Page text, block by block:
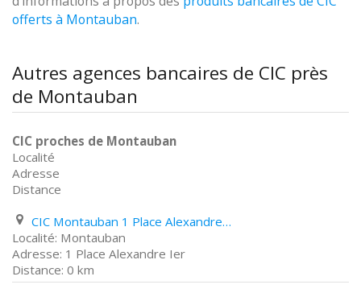
offerts à Montauban.
Autres agences bancaires de CIC près
de Montauban
CIC proches de Montauban
Localité
Adresse
Distance
CIC Montauban 1 Place Alexandre Ier
Montauban
1 Place Alexandre Ier
0 km